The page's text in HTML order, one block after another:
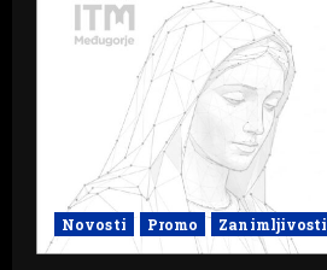
Novosti Promo Zanimljivosti